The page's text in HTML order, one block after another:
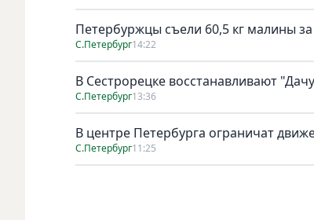
Петербуржцы съели 60,5 кг малины
С.Петербург14:22
В Сестрорецке восстанавливают
С.Петербург13:36
В центре Петербурга ограничат
С.Петербург11:25